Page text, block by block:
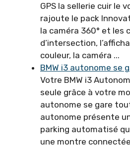
GPS la sellerie cuir le
rajoute le pack
la caméra 360° et les
d’intersection,
couleur, la caméra ...
BMW i3 autonome se
Votre BMW i3
seule grâce à votre
autonome se gare
autonome présente
parking automatisé
une montre